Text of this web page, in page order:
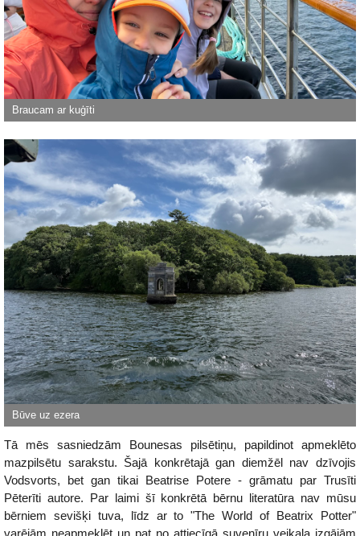
Tā mēs sasniedzām Bounesas pilsētiņu, papildinot apmeklēto
mazpilsētu sarakstu. Šajā konkrētajā gan diemžēl nav dzīvojis
Vodsvorts, bet gan tikai Beatrise Potere - grāmatu par Trusīti
Pēterīti autore. Par laimi šī konkrētā bērnu literatūra nav mūsu
bērniem sevišķi tuva, līdz ar to "The World of Beatrix Potter"
varējām neapmeklēt un pat no attiecīgā suvenīru veikala izgājām